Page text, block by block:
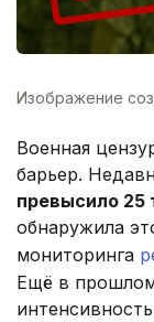
Изображение
Военная
барьер.
превысило 25
обнаружила
мониторинга
Ещё в